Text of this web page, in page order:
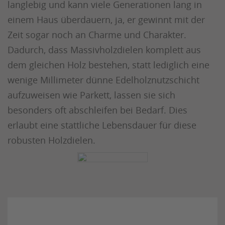
langlebig und kann viele Generationen lang in
einem Haus überdauern, ja, er gewinnt mit der
Zeit sogar noch an Charme und Charakter.
Dadurch, dass Massivholzdielen komplett aus
dem gleichen Holz bestehen, statt lediglich eine
wenige Millimeter dünne Edelholznutzschicht
aufzuweisen wie Parkett, lassen sie sich
besonders oft abschleifen bei Bedarf. Dies
erlaubt eine stattliche Lebensdauer für diese
robusten Holzdielen.